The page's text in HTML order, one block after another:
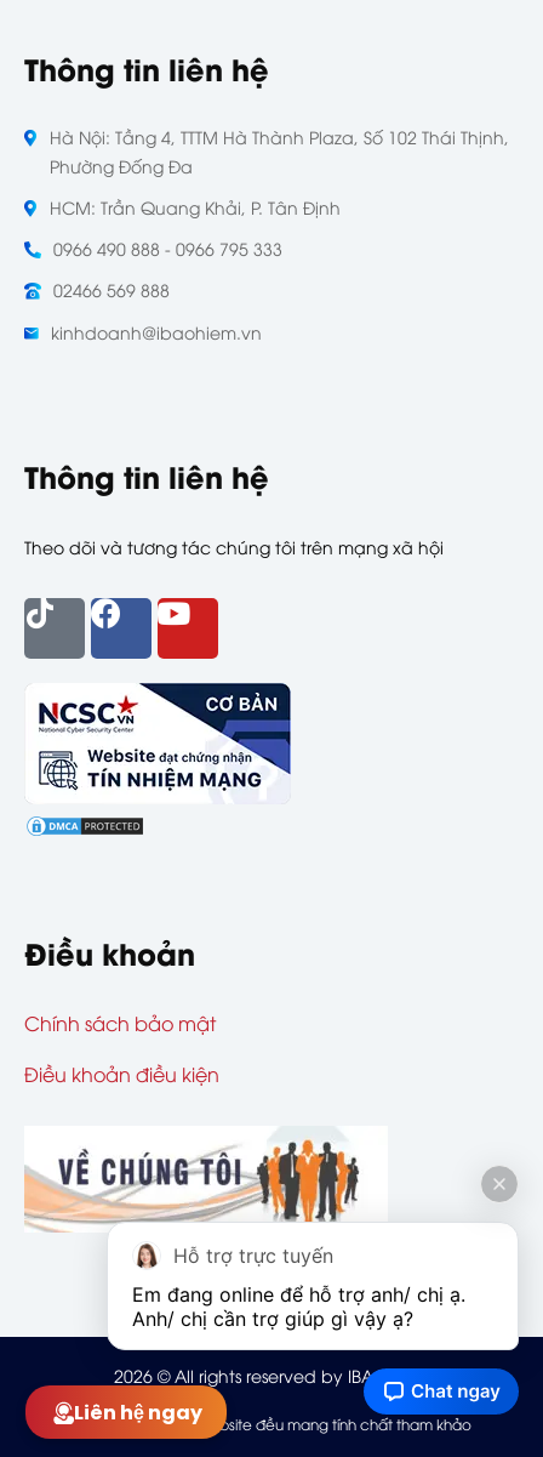
Thông tin liên hệ
Hà Nội: Tầng 4, TTTM Hà Thành Plaza, Số 102 Thái Thịnh,
Phường Đống Đa
HCM: Trần Quang Khải, P. Tân Định
0966 490 888 - 0966 795 333
02466 569 888
kinhdoanh@ibaohiem.vn
Thông tin liên hệ
Theo dõi và tương tác chúng tôi trên mạng xã hội
Điều khoản
Chính sách bảo mật
Điều khoản điều kiện
2026 © All rights reserved by IBAOHIEM
Mọi thông tin trên website đều mang tính chất tham khảo
Liên hệ ngay
Hỗ trợ trực tuyến
Em đang online để hỗ trợ anh/ chị ạ.
Anh/ chị cần trợ giúp gì vậy ạ?